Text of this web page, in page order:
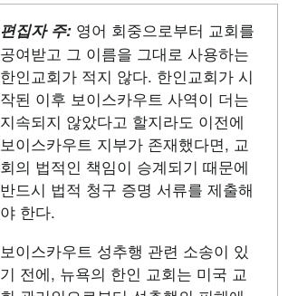
편집자 주: 영어 회중으로부터 교회를
공여받고 그 이름을 그대로 사용하는
한인교회가 적지 않다. 한인교회가 시
작된 이후 보이스카우트 사역이 더는
지속되지 않았다고 할지라도 이전에
보이스카우트 지부가 존재했다면, 교
회의 법적인 책임이 승계되기 때문에
반드시 법적 청구 증명 서류를 제출해
야 한다.
보이스카우트 성추행 관련 소송이 있
기 전에, 뉴욕의 한인 교회는 미국 교